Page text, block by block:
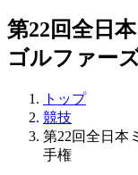
第22回全日
ゴルファー
トップ
競技
第22回全日本
手権